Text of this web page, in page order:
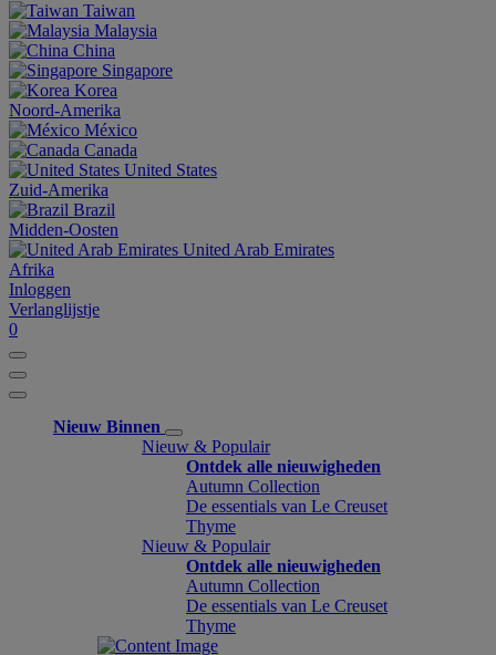
Taiwan
Malaysia
China
Singapore
Korea
Noord-Amerika
México
Canada
United States
Zuid-Amerika
Brazil
Midden-Oosten
United Arab Emirates
Afrika
Inloggen
Verlanglijstje
0
Nieuw Binnen
Nieuw & Populair
Ontdek alle nieuwigheden
Autumn Collection
De essentials van Le Creuset
Thyme
Nieuw & Populair
Ontdek alle nieuwigheden
Autumn Collection
De essentials van Le Creuset
Thyme